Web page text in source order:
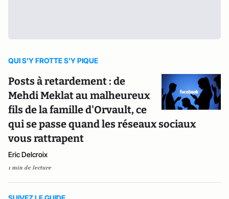
QUI S'Y FROTTE S'Y PIQUE
Posts à retardement : de
Mehdi Meklat au malheureux
fils de la famille d'Orvault, ce
qui se passe quand les réseaux sociaux
vous rattrapent
Eric Delcroix
1 min de lecture